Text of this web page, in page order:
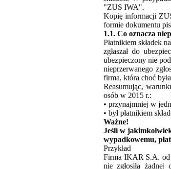
"ZUS IWA".
Kopię informacji
formie dokumentu
1.1. Co oznacza
Płatnikiem składek
zgłaszał do
ubezpieczony nie
nieprzerwanego
firma, która choć
Reasumując,
osób w 2015 r.:
• przynajmniej w
• był płatnikiem
Ważne!
Jeśli w
wypadkowemu,
Przykład
Firma IKAR S.A. od
nie zgłosiła